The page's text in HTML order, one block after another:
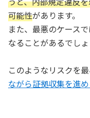
可能性があります。
また、最悪のケース
なることがあるでしょ
このようなリスクを
ながら証拠収集を進